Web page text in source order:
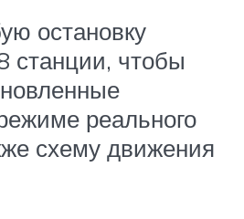
остановку
станции, чтобы
реального
схему движения